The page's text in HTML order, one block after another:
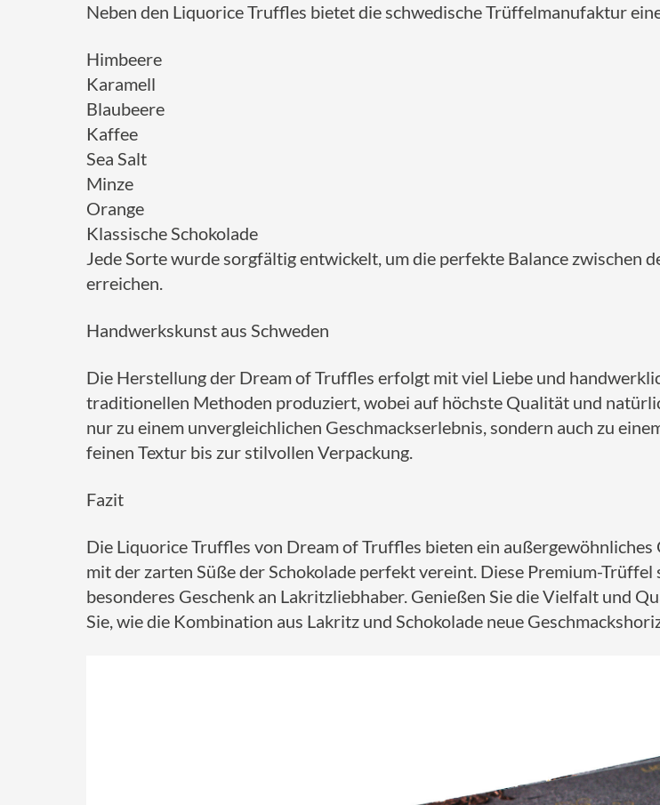
Neben den Liquorice Truffles bietet die schwedische Trüffelmanufaktur
Himbeere
Karamell
Blaubeere
Kaffee
Sea Salt
Minze
Orange
Klassische Schokolade
Jede Sorte wurde sorgfältig entwickelt, um die perfekte Balance zwischen
erreichen.
Handwerkskunst aus Schweden
Die Herstellung der Dream of Truffles erfolgt mit viel Liebe und
traditionellen Methoden produziert, wobei auf höchste Qualität und
nur zu einem unvergleichlichen Geschmackserlebnis, sondern auch zu
feinen Textur bis zur stilvollen Verpackung.
Fazit
Die Liquorice Truffles von Dream of Truffles bieten ein
mit der zarten Süße der Schokolade perfekt vereint. Diese Premium-
besonderes Geschenk an Lakritzliebhaber. Genießen Sie die Vielfalt und
Sie, wie die Kombination aus Lakritz und Schokolade neue